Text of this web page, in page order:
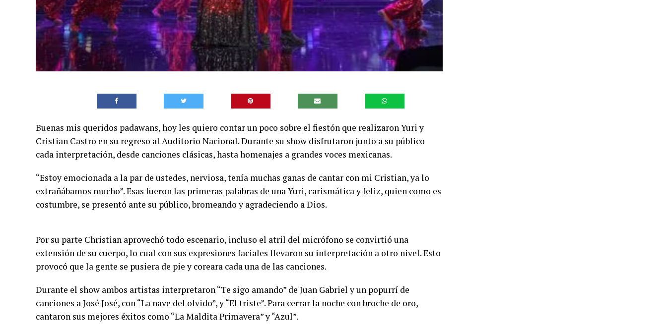
Buenas mis queridos padawans, hoy les quiero contar un poco sobre el fiestón que realizaron Yuri y
Cristian Castro en su regreso al Auditorio Nacional. Durante su show disfrutaron junto a su público
cada interpretación, desde canciones clásicas, hasta homenajes a grandes voces mexicanas.
“Estoy emocionada a la par de ustedes, nerviosa, tenía muchas ganas de cantar con mi Cristian, ya lo
extrañábamos mucho”. Esas fueron las primeras palabras de una Yuri, carismática y feliz, quien como es
costumbre, se presentó ante su público, bromeando y agradeciendo a Dios.
Por su parte Christian aprovechó todo escenario, incluso el atril del micrófono se convirtió una
extensión de su cuerpo, lo cual con sus expresiones faciales llevaron su interpretación a otro nivel. Esto
provocó que la gente se pusiera de pie y coreara cada una de las canciones.
Durante el show ambos artistas interpretaron “Te sigo amando” de Juan Gabriel y un popurrí de
canciones a José José, con “La nave del olvido”, y “El triste”. Para cerrar la noche con broche de oro,
cantaron sus mejores éxitos como “La Maldita Primavera” y “Azul”.